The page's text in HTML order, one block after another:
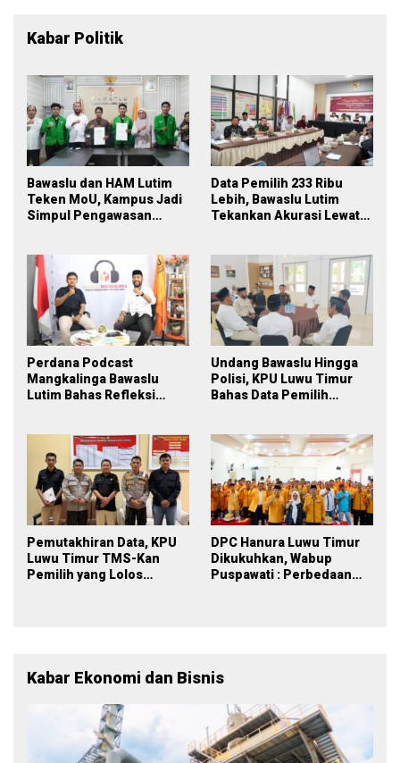
Kabar Politik
Bawaslu dan HAM Lutim
Teken MoU, Kampus Jadi
Simpul Pengawasan
Data Pemilih 233 Ribu
Lebih, Bawaslu Lutim
Tekankan Akurasi Lewat
Perdana Podcast
Mangkalinga Bawaslu
Lutim Bahas Refleksi
Undang Bawaslu Hingga
Polisi, KPU Luwu Timur
Bahas Data Pemilih
Pemutakhiran Data, KPU
Luwu Timur TMS-Kan
Pemilih yang Lolos
DPC Hanura Luwu Timur
Dikukuhkan, Wabup
Puspawati : Perbedaan
Kabar Ekonomi dan Bisnis